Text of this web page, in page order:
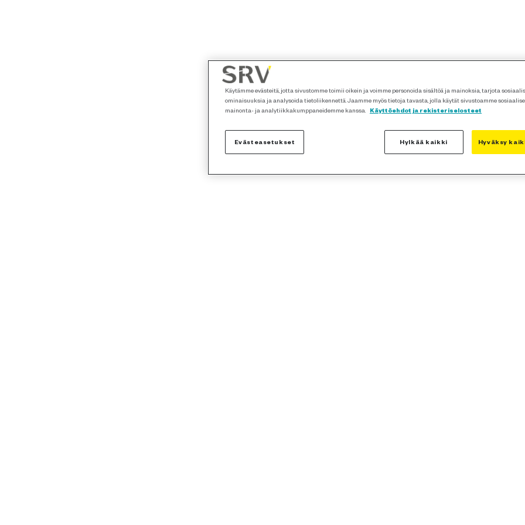
Käytämme evästeitä, jotta sivustomme toimii oikein ja voimme personoida sisältöä ja mainoksia, tarjota
ominaisuuksia ja analysoida tietoliikennettä. Jaamme myös tietoja tavasta, jolla käytät sivustoamme
mainonta- ja analytiikkakumppaneidemme kanssa.
Käyttöehdot ja rekisteriselosteet
Evästeasetukset Hylkää kaikki Hyväksy